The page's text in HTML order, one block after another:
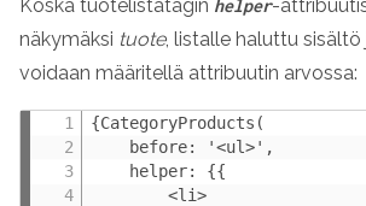
Koska tuotelistatagin helper-
näkymäksi tuote, listalle haluttu sisältö
voidaan määritellä attribuutin arvossa:
{CategoryProducts(
    before: '<ul>',
    helper: {{
        <li>